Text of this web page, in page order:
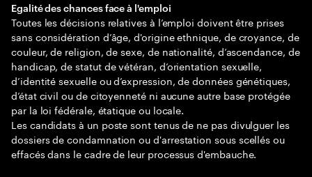
Egalité des chances face à l'emploi
Toutes les décisions relatives à l’emploi doivent être prises
sans considération d’âge, d'origine ethnique, de croyance, de
couleur, de religion, de sexe, de nationalité, d’ascendance, de
handicap, de statut de vétéran, d’orientation sexuelle,
d’identité sexuelle ou d’expression, de données génétiques,
d’état civil ou de citoyenneté ni aucune autre base protégée
par la loi fédérale, étatique ou locale.
Les candidats à un poste sont tenus de ne pas divulguer les
dossiers de condamnation ou d'arrestation sous scellés ou
effacés dans le cadre de leur processus d'embauche.